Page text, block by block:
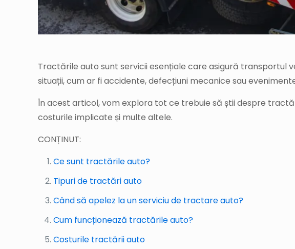
Tractările auto sunt servicii esențiale care asigură transportul
situații, cum ar fi accidente, defecțiuni mecanice sau
În acest articol, vom explora tot ce trebuie să știi despre
costurile implicate și multe altele.
CONȚINUT:
Ce sunt tractările auto?
Tipuri de tractări auto
Când să apelez la un serviciu de tractare auto?
Cum funcționează tractările auto?
Costurile tractării auto